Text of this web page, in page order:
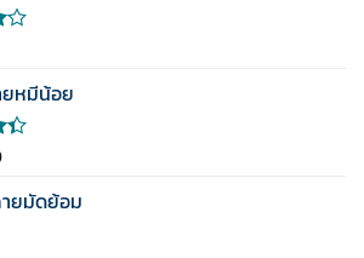
ยหมีน้อย
ยมัดย้อม